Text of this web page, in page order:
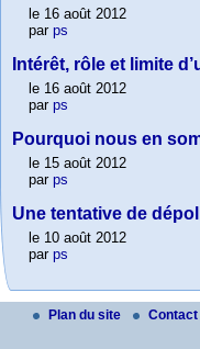
le 16 août 2012
par ps
Intérêt, rôle et limite
le 16 août 2012
par ps
Pourquoi nous en
le 15 août 2012
par ps
Une tentative de
le 10 août 2012
par ps
Plan du site Contact